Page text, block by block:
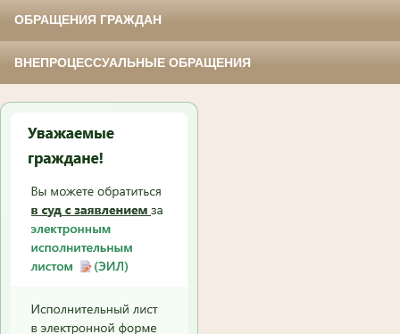
ОБРАЩЕНИЯ ГРАЖДАН
ВНЕПРОЦЕССУАЛЬНЫЕ ОБРАЩЕНИЯ